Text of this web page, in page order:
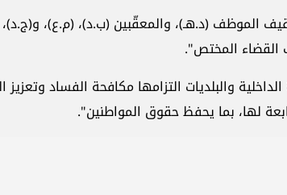
الموظف (د.هـ)، والمعقّبين (ب.د)، (م.ع)،
القضاء المختص".
والبلديات التزامها مكافحة الفساد
لها، بما يحفظ حقوق المواطنين".